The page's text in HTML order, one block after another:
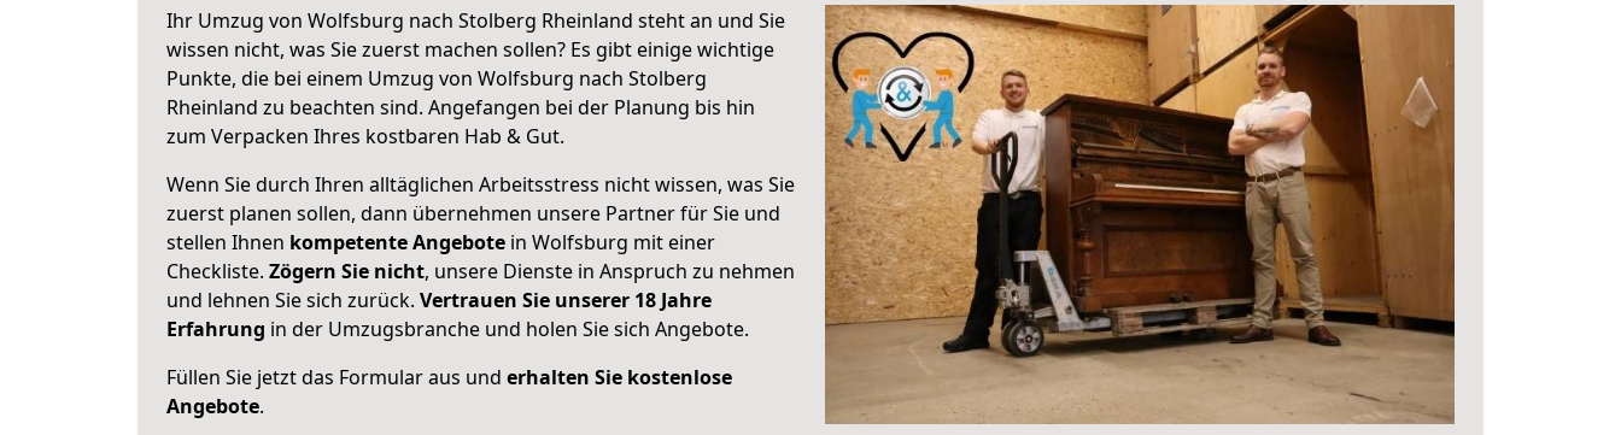
Ihr Umzug von Wolfsburg nach Stolberg Rheinland steht an und Sie
wissen nicht, was Sie zuerst machen sollen? Es gibt einige wichtige
Punkte, die bei einem Umzug von Wolfsburg nach Stolberg
Rheinland zu beachten sind. Angefangen bei der Planung bis hin
zum Verpacken Ihres kostbaren Hab & Gut.
Wenn Sie durch Ihren alltäglichen Arbeitsstress nicht wissen, was Sie
zuerst planen sollen, dann übernehmen unsere Partner für Sie und
stellen Ihnen kompetente Angebote in Wolfsburg mit einer
Checkliste. Zögern Sie nicht, unsere Dienste in Anspruch zu nehmen
und lehnen Sie sich zurück. Vertrauen Sie unserer 18 Jahre
Erfahrung in der Umzugsbranche und holen Sie sich Angebote.
Füllen Sie jetzt das Formular aus und erhalten Sie kostenlose
Angebote.